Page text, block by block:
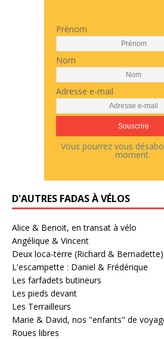
Prénom
Nom
Adresse e-mail
Vous pourrez vous
moment.
D'AUTRES FADAS À VÉLOS
Alice & Benoit, en transat à vélo
Angélique & Vincent
Deux loca-terre (Richard & Bernadette)
L'escampette : Daniel & Frédérique
Les farfadets butineurs
Les pieds devant
Les Terrailleurs
Marie & David, nos "enfants" de
Roues libres